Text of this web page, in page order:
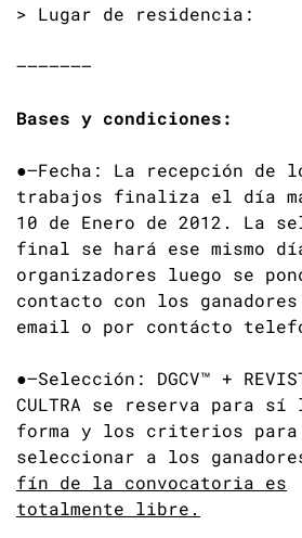
> Lugar de residencia:
——————–
Bases y condiciones:
●—Fecha: La recepción de
trabajos finaliza el día
10 de Enero de 2012. La
final se hará ese mismo
organizadores luego se
contacto con los
email o por contácto
●—Selección: DGCV™ +
CULTRA se reserva para sí
forma y los criterios para
seleccionar a los
fín de la convocatoria es
totalmente libre.